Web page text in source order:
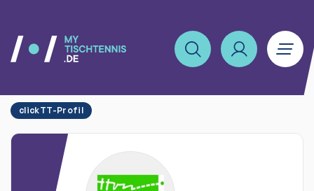
clickTT-Profil